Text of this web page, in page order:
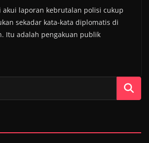
akui laporan kebrutalan polisi cukup
sekadar kata-kata diplomatis di
Itu adalah pengakuan publik